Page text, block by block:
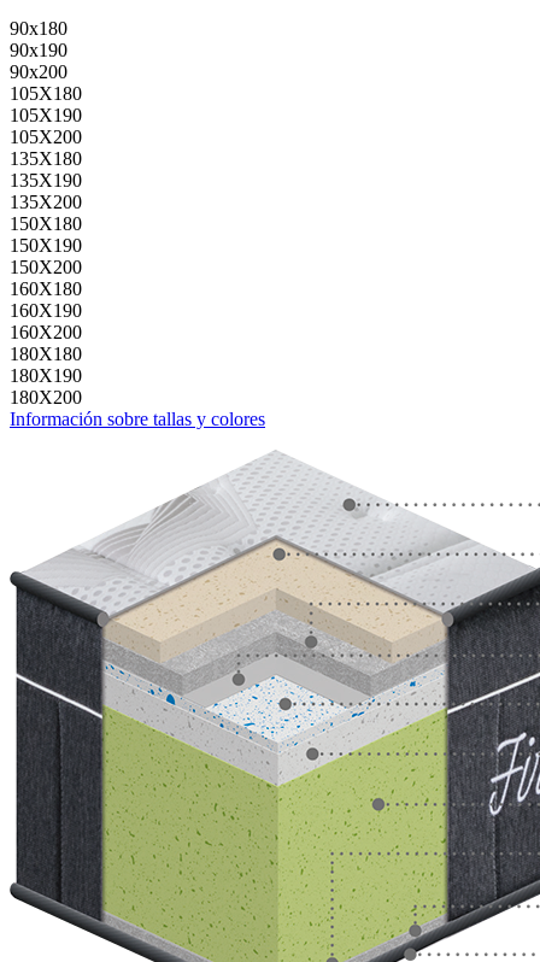
90x180
90x190
90x200
105X180
105X190
105X200
135X180
135X190
135X200
150X180
150X190
150X200
160X180
160X190
160X200
180X180
180X190
180X200
Información sobre tallas y colores